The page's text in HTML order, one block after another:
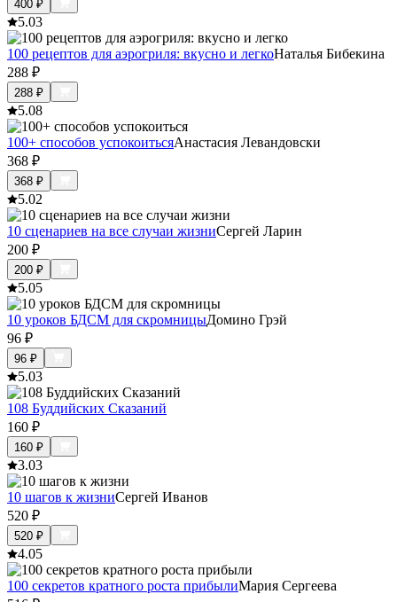
400 ₽
5.03
100 рецептов для аэрогриля: вкусно и легкоНаталья Бибекина
288 ₽
288 ₽
5.08
100+ способов успокоитьсяАнастасия Левандовски
368 ₽
368 ₽
5.02
10 сценариев на все случаи жизниСергей Ларин
200 ₽
200 ₽
5.05
10 уроков БДСМ для скромницыДомино Грэй
96 ₽
96 ₽
5.03
108 Буддийских Сказаний
160 ₽
160 ₽
3.03
10 шагов к жизниСергей Иванов
520 ₽
520 ₽
4.05
100 секретов кратного роста прибылиМария Сергеева